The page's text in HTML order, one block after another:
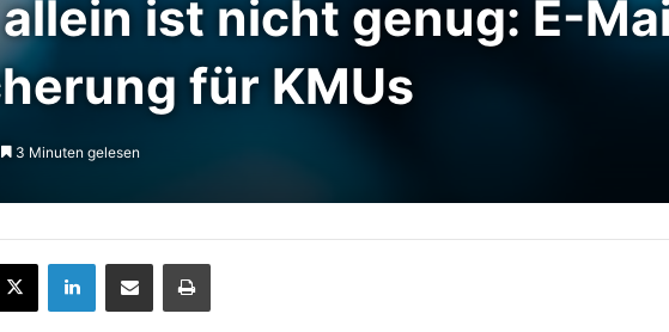
ist nicht genug: E-
für KMUs
3 Minuten gelesen
X LinkedInTeile per E-Mail Drucken